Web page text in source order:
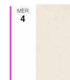
MER
4